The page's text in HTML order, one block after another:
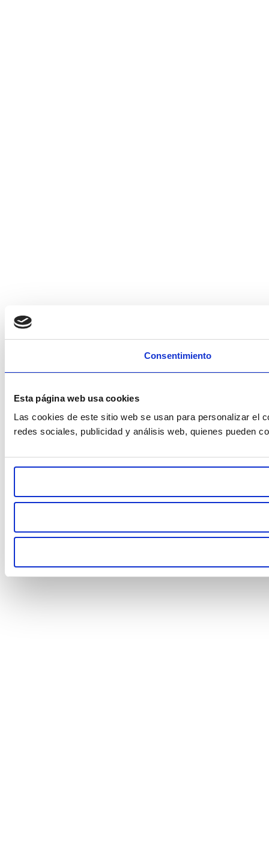
Consentimiento
Esta página web usa cookies
Las cookies de este sitio web se usan para personalizar el
redes sociales, publicidad y análisis web, quienes pueden